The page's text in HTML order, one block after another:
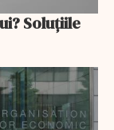
Soluţiile